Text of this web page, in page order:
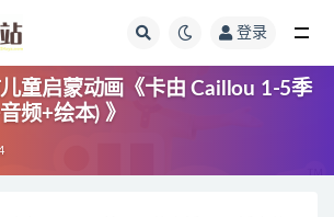
登录
童启蒙动画《卡由 Caillou 1-5季
频+绘本) 》